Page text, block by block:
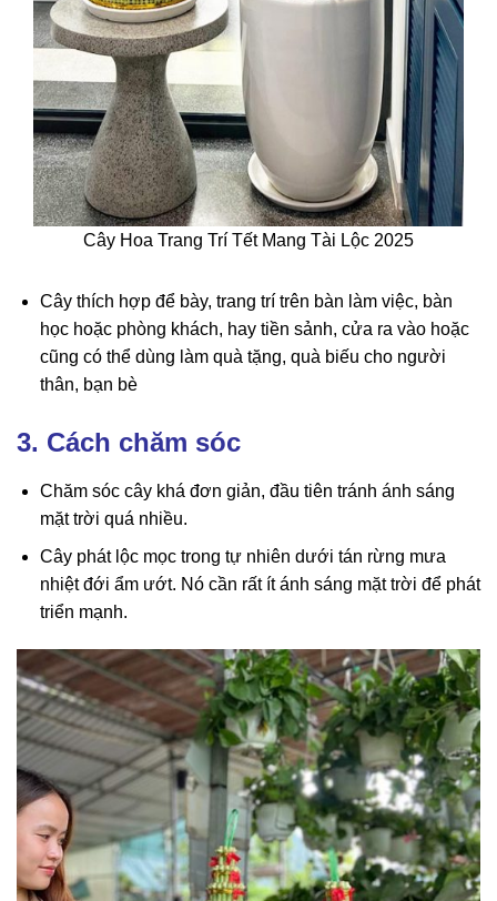
Cây Hoa Trang Trí Tết Mang Tài Lộc 2025
Cây thích hợp để bày, trang trí trên bàn làm việc, bàn
học hoặc phòng khách, hay tiền sảnh, cửa ra vào hoặc
cũng có thể dùng làm quà tặng, quà biếu cho người
thân, bạn bè
3. Cách chăm sóc
Chăm sóc cây khá đơn giản, đầu tiên tránh ánh sáng
mặt trời quá nhiều.
Cây phát lộc mọc trong tự nhiên dưới tán rừng mưa
nhiệt đới ẩm ướt. Nó cần rất ít ánh sáng mặt trời để phát
triển mạnh.